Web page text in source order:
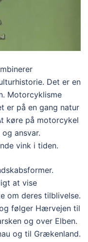
Det er en
Motorcyklisme
er på en gang natur
køre på motorcykel
ansvar.
vink i tiden.
at vise
om deres tilblivelse.
følger Hærvejen til
og over Elben.
og til Grækenland.